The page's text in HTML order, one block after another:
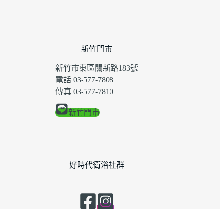
新竹門市
新竹市東區關新路183號
電話 03-577-7808
傳真 03-577-7810
新竹門市
好時代衛浴社群